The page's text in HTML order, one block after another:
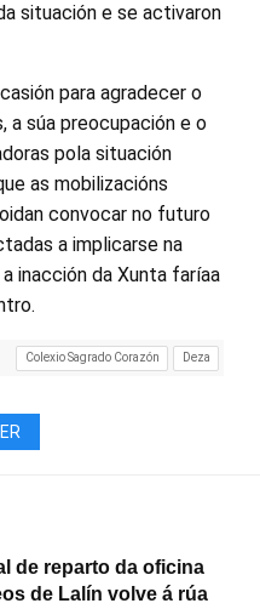
situación e se activaron
para agradecer o
a súa preocupación e o
pola situación
as mobilizacións
convocar no futuro
a implicarse na
inacción da Xunta faríaa
Colexio Sagrado Corazón Deza
de reparto da oficina
de Lalín volve á rúa